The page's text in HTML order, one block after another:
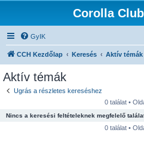
Corolla
GyIK
CCH Kezdőlap Keresés Aktív témák
Aktív témák
Ugrás a részletes kereséshez
0 találat •
Nincs a keresési feltételeknek megfelelő
0 találat •